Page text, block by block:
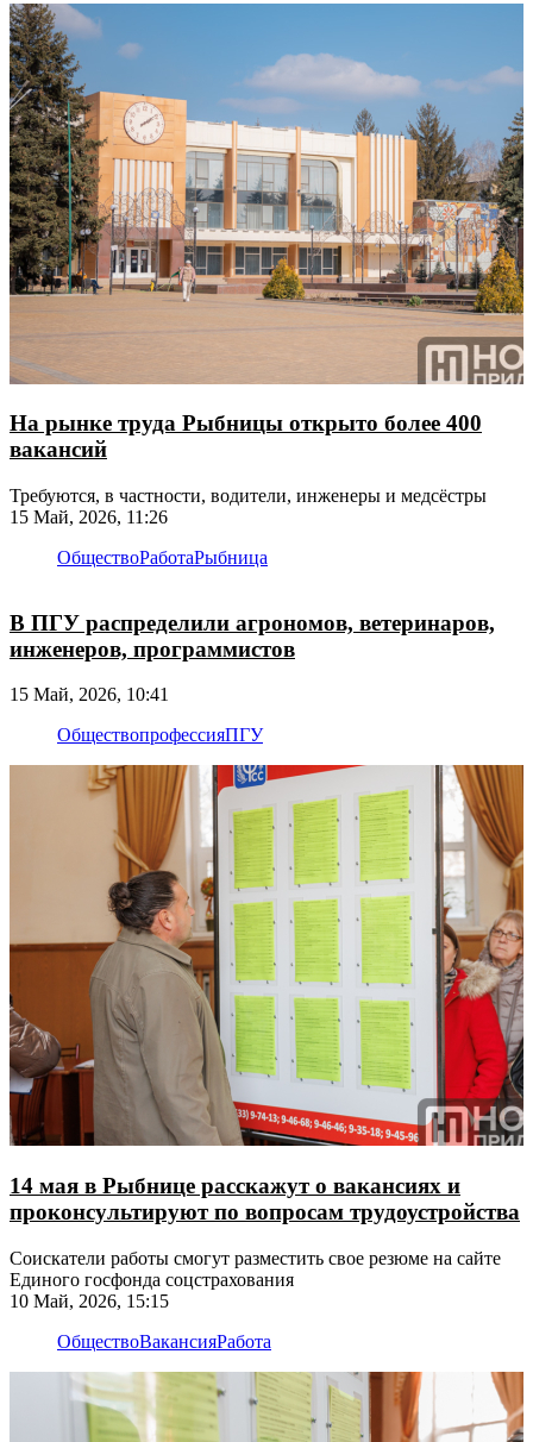
На рынке труда Рыбницы открыто более 400
вакансий
Требуются, в частности, водители, инженеры и медсёстры
15 Май, 2026, 11:26
ОбществоРаботаРыбница
В ПГУ распределили агрономов, ветеринаров,
инженеров, программистов
15 Май, 2026, 10:41
ОбществопрофессияПГУ
14 мая в Рыбнице расскажут о вакансиях и
проконсультируют по вопросам трудоустройства
Соискатели работы смогут разместить свое резюме на сайте
Единого госфонда соцстрахования
10 Май, 2026, 15:15
ОбществоВакансияРабота